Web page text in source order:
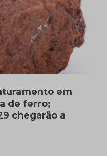
em
de ferro;
chegarão a